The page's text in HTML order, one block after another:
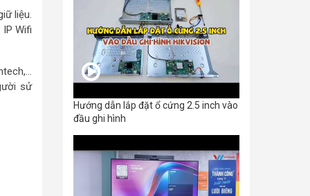
liệu.
Wifi
sử
Hướng dẫn lắp đặt ổ cứng 2.5 inch vào
đầu ghi hình